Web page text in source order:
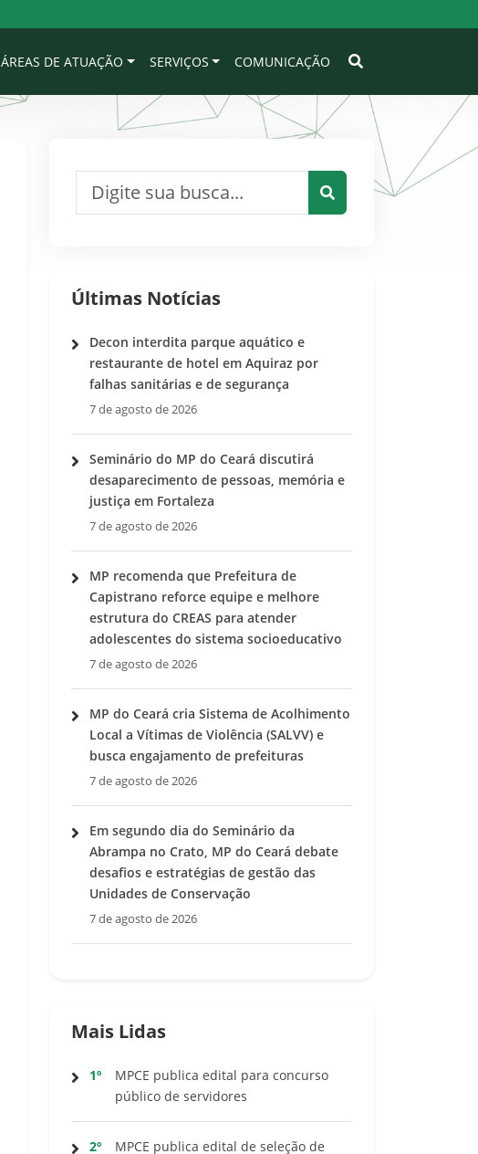
ÁREAS DE ATUAÇÃO SERVIÇOS COMUNICAÇÃO
Pesquisar
Últimas Notícias
Decon interdita parque aquático e
restaurante de hotel em Aquiraz por
falhas sanitárias e de segurança
7 de agosto de 2026
Seminário do MP do Ceará discutirá
desaparecimento de pessoas, memória e
justiça em Fortaleza
7 de agosto de 2026
MP recomenda que Prefeitura de
Capistrano reforce equipe e melhore
estrutura do CREAS para atender
adolescentes do sistema socioeducativo
7 de agosto de 2026
MP do Ceará cria Sistema de Acolhimento
Local a Vítimas de Violência (SALVV) e
busca engajamento de prefeituras
7 de agosto de 2026
Em segundo dia do Seminário da
Abrampa no Crato, MP do Ceará debate
desafios e estratégias de gestão das
Unidades de Conservação
7 de agosto de 2026
Mais Lidas
1º
MPCE publica edital para concurso
público de servidores
2º
MPCE publica edital de seleção de